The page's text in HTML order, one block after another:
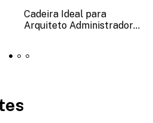
Cadeira Ideal para
Arquiteto Administrador